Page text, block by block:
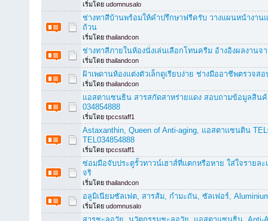
เริ่มโดย udomnusalo
ช่างทาสีบ้านพร้อมให้คำปรึกษาฟรีครับ วางแผนหน้างาน
ถ้วน
เริ่มโดย thailandcon
ช่างทาสีภายในห้องนั่งเล่นเลือกโทนครีม อ้างอิงผลงาน
เริ่มโดย thailandcon
ฝ้าเพดานห้องแต่งตัวเล็กดูเรียบง่าย ช่างมืออาชีพตรวจ
เริ่มโดย thailandcon
แอสตาแซนธิน สารสกัดสาหร่ายแดง สอบถามข้อมูลสินค้
034854888
เริ่มโดย tpccstaff1
Astaxanthin, Queen of Anti-aging, แอสตาแซนติน
TEL034854888
เริ่มโดย tpccstaff1
ซ่อมมือจับประตูรั้วทาวน์เฮาส์ที่แตกหรือหาย ใส่ใจรายล
จริ
เริ่มโดย thailandcon
อลูมิเนียมซัลเฟต, สารส้ม, กำมะถัน, ซัลเฟอร์,
เริ่มโดย udomnusalo